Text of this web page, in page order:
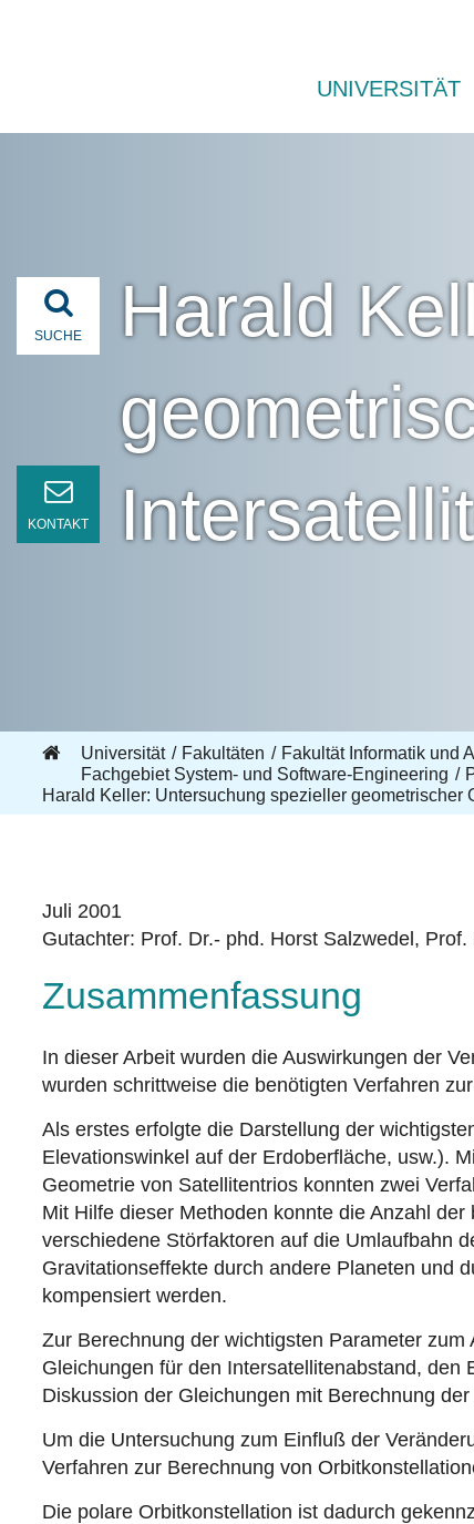
UNIVERSITÄT
SUCHE
KONTAKT
Harald
Universität Fakultäten Fakultät Informatik und
Fachgebiet System- und Software-Engineering
Harald Keller: Untersuchung spezieller
Juli 2001
Gutachter: Prof. Dr.- phd. Horst Salzwedel,
Zusammenfassung
In dieser Arbeit wurden die Auswirkungen der
wurden schrittweise die benötigten Verfahren
Als erstes erfolgte die Darstellung der
Elevationswinkel auf der Erdoberfläche, usw.).
Geometrie von Satellitentrios konnten zwei
Mit Hilfe dieser Methoden konnte die Anzahl
verschiedene Störfaktoren auf die Umlaufbahn
Gravitationseffekte durch andere Planeten und
kompensiert werden.
Zur Berechnung der wichtigsten Parameter
Gleichungen für den Intersatellitenabstand,
Diskussion der Gleichungen mit Berechnung
Um die Untersuchung zum Einfluß der
Verfahren zur Berechnung von
Die polare Orbitkonstellation ist dadurch